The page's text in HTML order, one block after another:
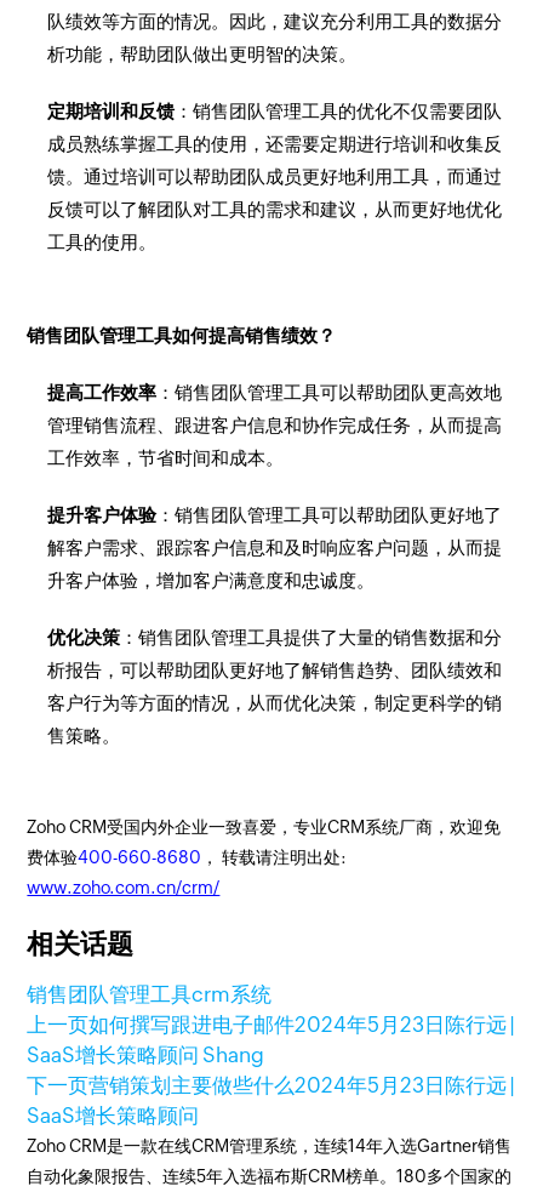
队绩效等方面的情况。因此，建议充分利用工具的数据分
析功能，帮助团队做出更明智的决策。
定期培训和反馈：销售团队管理工具的优化不仅需要团队
成员熟练掌握工具的使用，还需要定期进行培训和收集反
馈。通过培训可以帮助团队成员更好地利用工具，而通过
反馈可以了解团队对工具的需求和建议，从而更好地优化
工具的使用。
销售团队管理工具如何提高销售绩效？
提高工作效率 ：销售团队管理工具可以帮助团队更高效地
管理销售流程、跟进客户信息和协作完成任务，从而提高
工作效率，节省时间和成本。
提升客户体验：销售团队管理工具可以帮助团队更好地了
解客户需求、跟踪客户信息和及时响应客户问题，从而提
升客户体验，增加客户满意度和忠诚度。
优化决策 ：销售团队管理工具提供了大量的销售数据和分
析报告，可以帮助团队更好地了解销售趋势、团队绩效和
客户行为等方面的情况，从而优化决策，制定更科学的销
售策略。
Zoho CRM受国内外企业一致喜爱，专业CRM系统厂商，欢迎免
费体验400-660-8680 ， 转载请注明出处:
www.zoho.com.cn/crm/
相关话题
销售团队管理工具crm系统
上一页如何撰写跟进电子邮件2024年5月23日 陈行远 |
SaaS增长策略顾问 Shang
下一页营销策划主要做些什么2024年5月23日 陈行远 |
SaaS增长策略顾问
Zoho CRM是一款在线CRM管理系统，连续14年入选Gartner销售
自动化象限报告、连续5年入选福布斯CRM榜单。180多个国家的